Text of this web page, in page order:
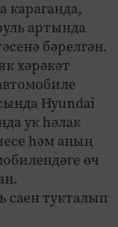
караганда,
артында
бәрелгән.
хәрәкәт
Hyundai
ук һәлак
һәм аның
өч
саен тукталып